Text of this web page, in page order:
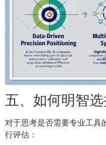
五、如何明智
对于思考是否需要专业工具
行评估：